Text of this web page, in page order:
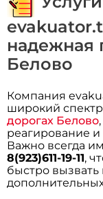
надежная
Белово
Компания
широкий спектр
дорогах Белово
реагирование
Важно всегда
8(923)611-19-11,
быстро
дополнительных